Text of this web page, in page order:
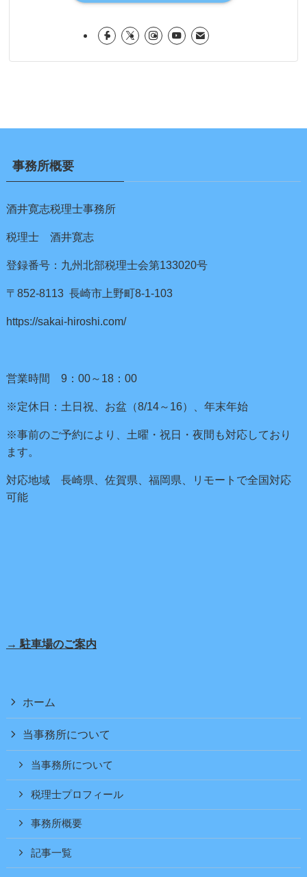
事務所概要
酒井寛志税理士事務所
税理士 酒井寛志
登録番号：九州北部税理士会第133020号
〒852-8113 長崎市上野町8-1-103
https://sakai-hiroshi.com/
営業時間 9：00～18：00
※定休日：土日祝、お盆（8/14～16）、年末年始
※事前のご予約により、土曜・祝日・夜間も対応しており
ます。
対応地域 長崎県、佐賀県、福岡県、リモートで全国対応
可能
→ 駐車場のご案内
ホーム
当事務所について
当事務所について
税理士プロフィール
事務所概要
記事一覧